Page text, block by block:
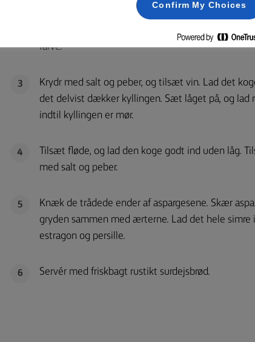
Opvarm en tykbundet gryde, og brun
farve.
3
Krydr med salt og peber, og tilsæt vin. Lad det
det delvist dækker kyllingen. Sæt låget på, og lad
indtil kyllingen er mør.
4
Tilsæt fløde, og lad den koge godt ind uden låg.
med salt og peber.
5
Knæk de trådede ender af aspargesene. Skær
gryden sammen med ærterne. Lad det hele
estragon og persille.
6 Servér med friskbagt rustikt surdejsbrød.
Confirm My Choices